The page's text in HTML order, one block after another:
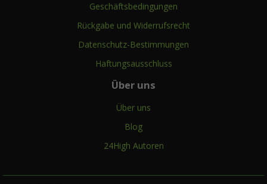
Geschäftsbedingungen
Rückgabe und Widerrufsrecht
Datenschutz-Bestimmungen
Haftungsausschluss
Über uns
Über uns
Blog
24High Autoren